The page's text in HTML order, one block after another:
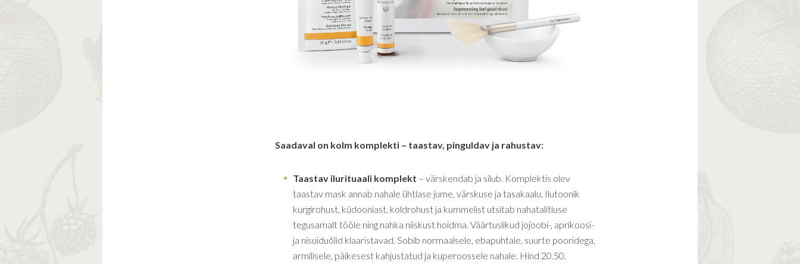
Saadaval on kolm komplekti – taastav, pinguldav ja rahustav:
Taastav ilurituaali komplekt – värskendab ja silub. Komplektis olev
taastav mask annab nahale ühtlase jume, värskuse ja tasakaalu. Ilutoonik
kurgirohust, küdooniast, koldrohust ja kummelist utsitab nahatalitluse
tegusamalt tööle ning nahka niiskust hoidma. Väärtuslikud jojoobi-, aprikoosi-
ja nisuiduõlid klaaristavad. Sobib normaalsele, ebapuhtale, suurte pooridega,
armilisele, päikesest kahjustatud ja kuperoossele nahale. Hind 20.50.